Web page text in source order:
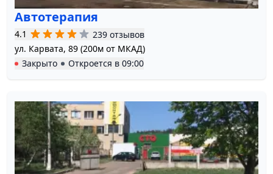
Автотерапия
4.1
239 отзывов
ул. Карвата, 89 (200м от МКАД)
Закрыто
Откроется в 09:00